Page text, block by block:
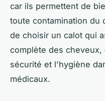
car ils permettent de
toute contamination du
de choisir un calot qui
complète des cheveux,
sécurité et l'hygiène
médicaux.